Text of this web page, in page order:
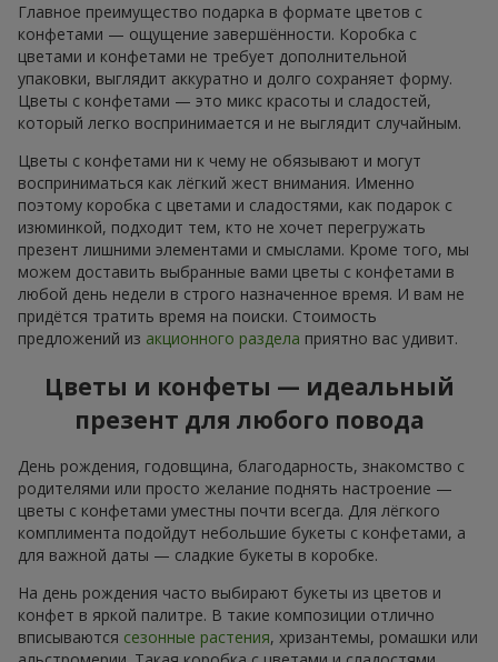
Главное преимущество подарка в формате цветов с
конфетами — ощущение завершённости. Коробка с
цветами и конфетами не требует дополнительной
упаковки, выглядит аккуратно и долго сохраняет форму.
Цветы с конфетами — это микс красоты и сладостей,
который легко воспринимается и не выглядит случайным.
Цветы с конфетами ни к чему не обязывают и могут
восприниматься как лёгкий жест внимания. Именно
поэтому коробка с цветами и сладостями, как подарок с
изюминкой, подходит тем, кто не хочет перегружать
презент лишними элементами и смыслами. Кроме того, мы
можем доставить выбранные вами цветы с конфетами в
любой день недели в строго назначенное время. И вам не
придётся тратить время на поиски. Стоимость
предложений из акционного раздела приятно вас удивит.
Цветы и конфеты — идеальный
презент для любого повода
День рождения, годовщина, благодарность, знакомство с
родителями или просто желание поднять настроение —
цветы с конфетами уместны почти всегда. Для лёгкого
комплимента подойдут небольшие букеты с конфетами, а
для важной даты — сладкие букеты в коробке.
На день рождения часто выбирают букеты из цветов и
конфет в яркой палитре. В такие композиции отлично
вписываются сезонные растения, хризантемы, ромашки или